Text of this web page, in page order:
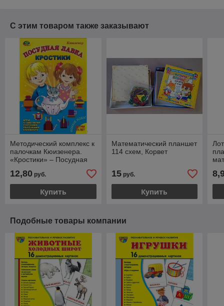
С этим товаром также заказывают
Методический комплекс к
палочкам Кюизенера.
«Кростики» – Посудная
12,80 руб.
Купить
Математический планшет
114 схем, Корвет
15руб.
Купить
Подобные товары компании